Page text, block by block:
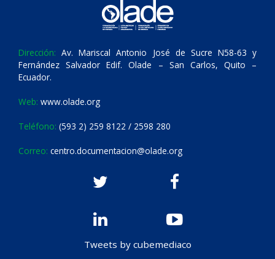
Dirección: Av. Mariscal Antonio José de Sucre N58-63 y
Fernández Salvador Edif. Olade – San Carlos, Quito –
Ecuador.
Web: www.olade.org
Teléfono: (593 2) 259 8122 / 2598 280
Correo: centro.documentacion@olade.org
Tweets by cubemediaco